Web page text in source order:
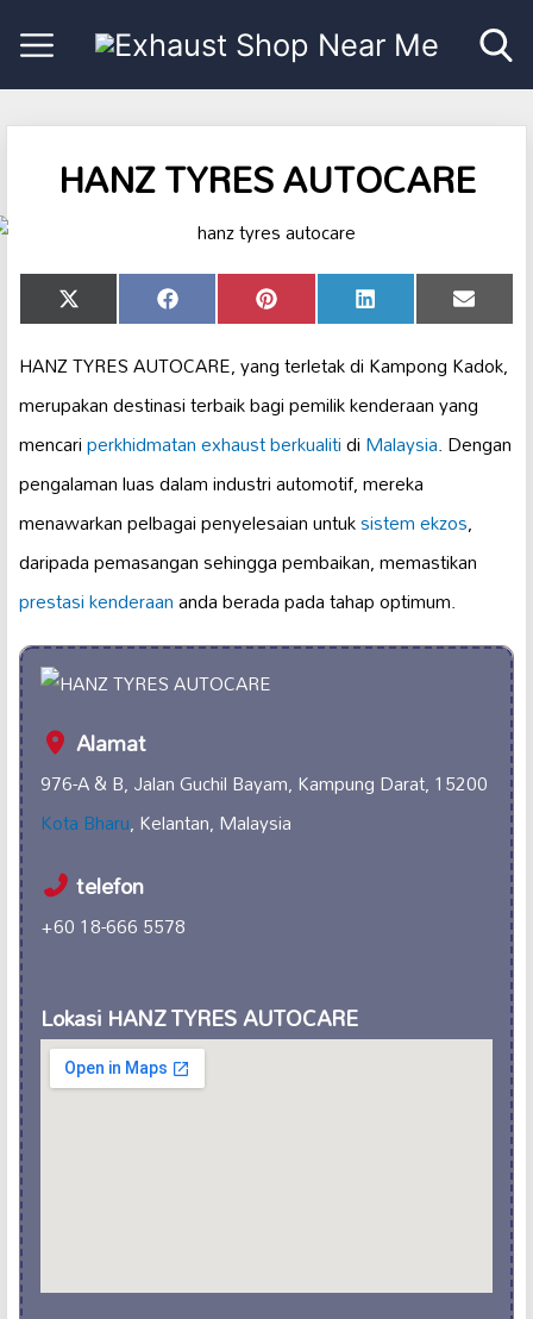
HANZ TYRES AUTOCARE
Share
on
X
(Twitter)
Share
on
Facebook Share
on
Pinterest Share
on
LinkedIn Share
on
Email
HANZ TYRES AUTOCARE, yang terletak di Kampong Kadok,
merupakan destinasi terbaik bagi pemilik kenderaan yang
mencariperkhidmatan exhaustberkualitidiMalaysia. Dengan
pengalaman luas dalam industri automotif, mereka
menawarkan pelbagai penyelesaian untuksistem ekzos,
daripada pemasangan sehingga pembaikan, memastikan
prestasi kenderaananda berada pada tahap optimum.
Alamat
976-A & B, Jalan Guchil Bayam, Kampung Darat, 15200
Kota Bharu, Kelantan, Malaysia
telefon
+60 18-666 5578
Lokasi HANZ TYRES AUTOCARE